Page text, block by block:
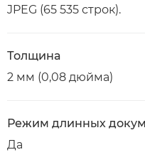
JPEG (65 535 строк).
Толщина
2 мм (0,08 дюйма)
Режим длинных
Да